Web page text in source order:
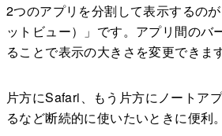
2つのアプリを分割して表示するの
ットビュー）」です。アプリ間のバ
ることで表示の大きさを変更できます
片方にSafari、もう片方にノートア
るなど断続的に使いたいときに便利。